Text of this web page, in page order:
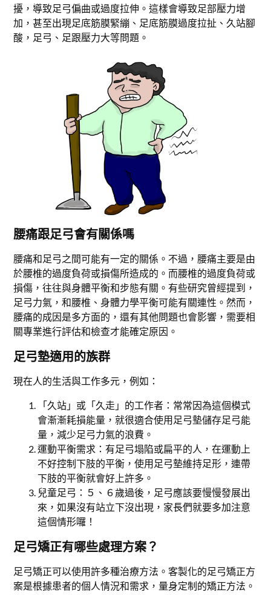
擾，導致足弓偏曲或過度拉伸。這樣會導致足部壓力增
加，甚至出現足底筋膜緊繃、足底筋膜過度拉扯、久站腳
酸，足弓、足跟壓力大等問題。
腰痛跟足弓會有關係嗎
腰痛和足弓之間可能有一定的關係。不過，腰痛主要是由
於腰椎的過度負荷或損傷所造成的。而腰椎的過度負荷或
損傷，往往與身體平衡和步態有關。有些研究曾經提到，
足弓力氣，和腰椎、身體力學平衡可能有關連性。然而，
腰痛的成因是多方面的，還有其他問題也會影響，需要相
關專業進行評估和檢查才能確定原因。
足弓墊適用的族群
現在人的生活與工作多元，例如：
「久站」或「久走」的工作者：常常因為這個模式
會漸漸耗損能量，就很適合使用足弓墊儲存足弓能
量，減少足弓力氣的浪費。
運動平衡需求：有足弓塌陷或扁平的人，在運動上
不好控制下肢的平衡，使用足弓墊維持足形，連帶
下肢的平衡就會好上許多。
兒童足弓：５、６歲過後，足弓應該要慢慢發展出
來，如果沒有站立下沒出現，家長們就要多加注意
這個情形囉！
足弓矯正有哪些處理方案？
足弓矯正可以使用許多種治療方法。客製化的足弓矯正方
案是根據患者的個人情況和需求，量身定制的矯正方法。